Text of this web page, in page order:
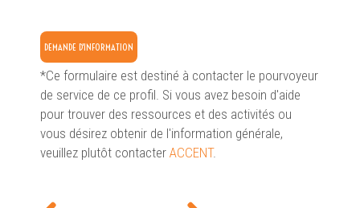
DEMANDE D'INFORMATION
*Ce formulaire est destiné à contacter le pourvoyeur
de service de ce profil. Si vous avez besoin d'aide
pour trouver des ressources et des activités ou
vous désirez obtenir de l'information générale,
veuillez plutôt contacter ACCENT.